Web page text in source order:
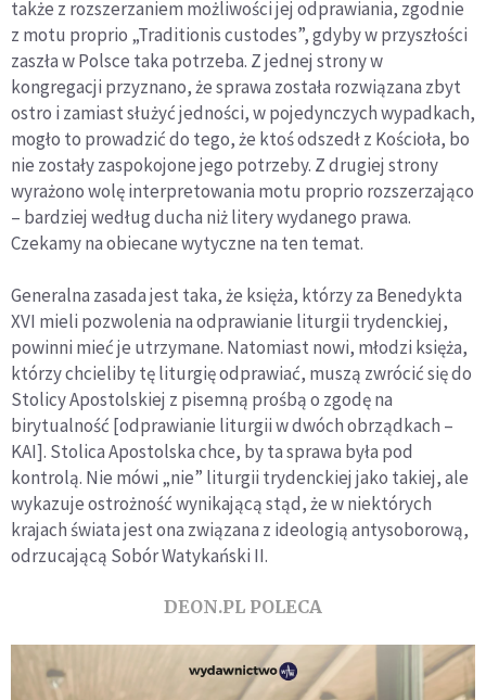
także z rozszerzaniem możliwości jej odprawiania, zgodnie
z motu proprio „Traditionis custodes”, gdyby w przyszłości
zaszła w Polsce taka potrzeba. Z jednej strony w
kongregacji przyznano, że sprawa została rozwiązana zbyt
ostro i zamiast służyć jedności, w pojedynczych wypadkach,
mogło to prowadzić do tego, że ktoś odszedł z Kościoła, bo
nie zostały zaspokojone jego potrzeby. Z drugiej strony
wyrażono wolę interpretowania motu proprio rozszerzająco
– bardziej według ducha niż litery wydanego prawa.
Czekamy na obiecane wytyczne na ten temat.
Generalna zasada jest taka, że księża, którzy za Benedykta
XVI mieli pozwolenia na odprawianie liturgii trydenckiej,
powinni mieć je utrzymane. Natomiast nowi, młodzi księża,
którzy chcieliby tę liturgię odprawiać, muszą zwrócić się do
Stolicy Apostolskiej z pisemną prośbą o zgodę na
birytualność [odprawianie liturgii w dwóch obrządkach –
KAI]. Stolica Apostolska chce, by ta sprawa była pod
kontrolą. Nie mówi „nie” liturgii trydenckiej jako takiej, ale
wykazuje ostrożność wynikającą stąd, że w niektórych
krajach świata jest ona związana z ideologią antysoborową,
odrzucającą Sobór Watykański II.
DEON.PL POLECA